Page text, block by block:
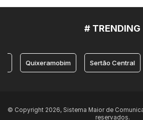
# TRENDING
Quixeramobim Sertão Central
© Copyright 2026, Sistema Maior de
reservados.